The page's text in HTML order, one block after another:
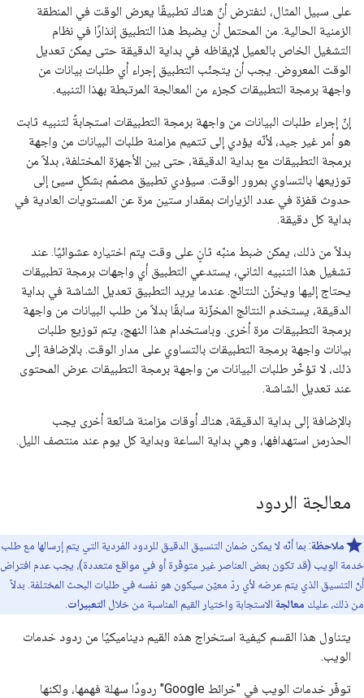
على سبيل المثال، لنفترض أنّ هناك تطبيقًا يعرض الوقت في المنطقة
الزمنية الحالية. من المحتمل أن يضبط هذا التطبيق إنذارًا في نظام
التشغيل الخاص بالعميل لإيقاظه في بداية الدقيقة حتى يمكن تعديل
الوقت المعروض. يجب أن يتجنّب التطبيق إجراء أي طلبات بيانات من
واجهة برمجة التطبيقات كجزء من المعالجة المرتبطة بهذا التنبيه.
إنّ إجراء طلبات البيانات من واجهة برمجة التطبيقات استجابةً لتنبيه ثابت
هو أمر غير جيد، لأنّه يؤدي إلى تتميم مزامنة طلبات البيانات من واجهة
برمجة التطبيقات مع بداية الدقيقة، حتى بين الأجهزة المختلفة، بدلاً من
توزيعها بالتساوي بمرور الوقت. سيؤدي تطبيق مصمّم بشكلٍ سيئ إلى
حدوث قفزة في عدد الزيارات بمقدار ستين مرة عن المستويات العادية في
بداية كل دقيقة.
بدلاً من ذلك، يمكن ضبط منبّه ثانٍ على وقت يتم اختياره عشوائيًا. عند
تشغيل هذا التنبيه الثاني، يستدعي التطبيق أي واجهات برمجة تطبيقات
يحتاج إليها ويخزّن النتائج. عندما يريد التطبيق تعديل الشاشة في بداية
الدقيقة، يستخدم النتائج المخزّنة سابقًا بدلاً من طلب البيانات من واجهة
برمجة التطبيقات مرة أخرى. وباستخدام هذا النهج، يتم توزيع طلبات
بيانات واجهة برمجة التطبيقات بالتساوي على مدار الوقت. بالإضافة إلى
ذلك، لا تؤخّر طلبات البيانات من واجهة برمجة التطبيقات عرض المحتوى
عند تعديل الشاشة.
بالإضافة إلى بداية الدقيقة، هناك أوقات مزامنة شائعة أخرى يجب
الحذرمن استهدافها، وهي بداية الساعة وبداية كل يوم عند منتصف الليل.
معالجة الردود
ملاحظة: بما أنّه لا يمكن ضمان التنسيق الدقيق للردود الفردية التي يتم إرسالها مع طلب
خدمة الويب (قد تكون بعض العناصر غير متوفّرة أو في مواقع متعددة)، يجب عدم افتراض
أنّ التنسيق الذي يتم عرضه لأي ردّ معيّن سيكون هو نفسه في طلبات البحث المختلفة. بدلاً
من ذلك، عليك معالجة الاستجابة واختيار القيم المناسبة من خلال التعبيرات
يتناول هذا القسم كيفية استخراج هذه القيم ديناميكيًا من ردود خدمات
الويب.
توفّر خدمات الويب في "خرائط Google" ردودًا سهلة فهمها، ولكنها